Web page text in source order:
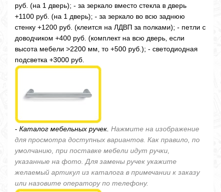
руб. (на 1 дверь); - за зеркало вместо стекла в дверь
+1100 руб. (на 1 дверь); - за зеркало во всю заднюю
стенку +1200 руб. (клеится на ЛДВП за полками); - петли с
доводчиком +400 руб. (комплект на всю дверь, если
высота мебели >2200 мм, то +500 руб.); - светодиодная
подсветка +3000 руб.
- Каталог мебельных ручек. Нажмите на изображение
для просмотра доступных вариантов. Как правило, по
умолчанию, при поставке мебели идут ручки,
указанные на фото. Для замены ручек укажите
желаемый артикул из каталога в примечании к заказу
или назовите оператору по телефону.